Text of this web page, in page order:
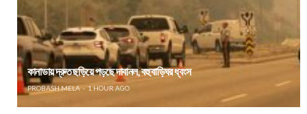
কানাডায় দ্রুত ছড়িয়ে পড়ছে দাবানল, বহু বাড়িঘর ধ্বংস
PROBASH MELA 1 HOUR AGO